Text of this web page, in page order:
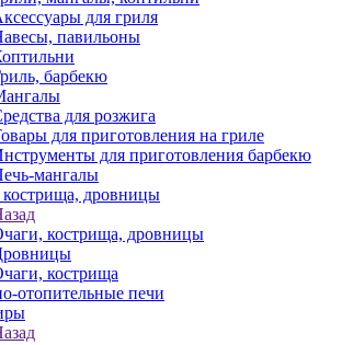
для гриля
павильоны
барбекю
для розжига
для приготовления на гриле
для приготовления барбекю
мангалы
дровницы
кострища, дровницы
кострища
отопительные печи